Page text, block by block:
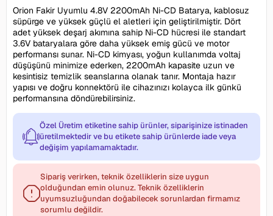
Orion Fakir Uyumlu 4.8V 2200mAh Ni-CD Batarya, kablosuz
süpürge ve yüksek güçlü el aletleri için geliştirilmiştir. Dört
adet yüksek deşarj akımına sahip Ni-CD hücresi ile standart
3.6V bataryalara göre daha yüksek emiş gücü ve motor
performansı sunar. Ni-CD kimyası, yoğun kullanımda voltaj
düşüşünü minimize ederken, 2200mAh kapasite uzun ve
kesintisiz temizlik seanslarına olanak tanır. Montaja hazır
yapısı ve doğru konnektörü ile cihazınızı kolayca ilk günkü
performansına döndürebilirsiniz.
Özel Üretim etiketine sahip ürünler, siparişinize istinaden
üretilmektedir ve bu etikete sahip ürünlerde iade veya
değişim yapılamamaktadır.
Sipariş verirken, teknik özelliklerin size uygun
olduğundan emin olunuz. Teknik özelliklerin
uyumsuzluğundan doğabilecek sorunlardan firmamız
sorumlu değildir.